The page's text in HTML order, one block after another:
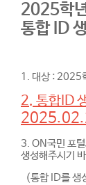
2025학
통합 ID
1. 대상 : 2025
2. 통합ID
3. ON국민 포
생성해주시기
(통합 ID를 생